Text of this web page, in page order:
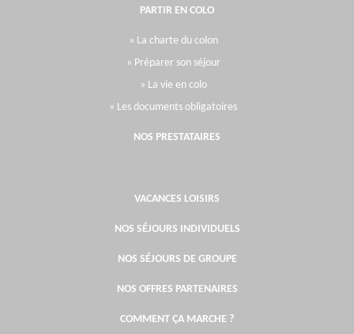
PARTIR EN COLO
» La charte du colon
» Préparer son séjour
» La vie en colo
» Les documents obligatoires
NOS PRESTATAIRES
VACANCES LOISIRS
NOS SÉJOURS INDIVIDUELS
NOS SÉJOURS DE GROUPE
NOS OFFRES PARTENAIRES
COMMENT ÇA MARCHE ?